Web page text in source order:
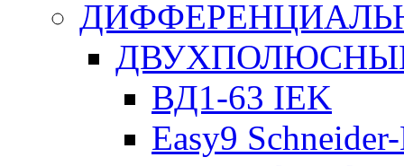
ВД1-63 IEK
Easy9